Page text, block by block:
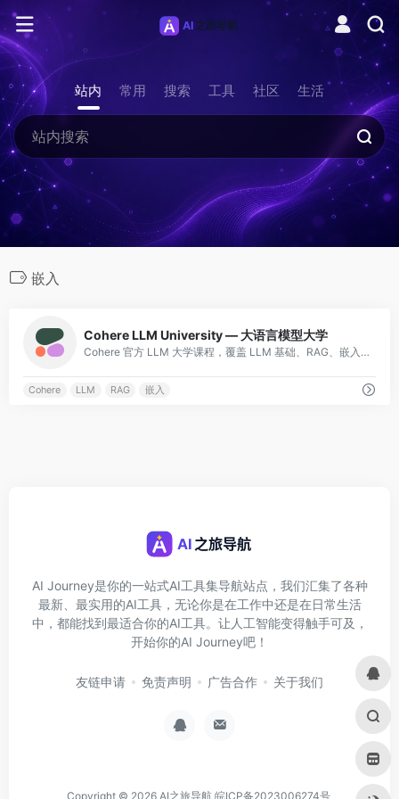
站内 常用 搜索 工具 社区 生活
嵌入
Cohere LLM University — 大语言模型大学
Cohere 官方 LLM 大学课程，覆盖 LLM 基础、RAG、嵌入向量、分类、Prompt 工程等，结构清晰，配有实战练习。
Cohere LLM RAG 嵌入
AI Journey是你的一站式AI工具集导航站点，我们汇集了各种
最新、最实用的AI工具，无论你是在工作中还是在日常生活
中，都能找到最适合你的AI工具。让人工智能变得触手可及，
开始你的AI Journey吧！
友链申请 免责声明 广告合作 关于我们
Copyright © 2026 AI之旅导航 皖ICP备2023006274号